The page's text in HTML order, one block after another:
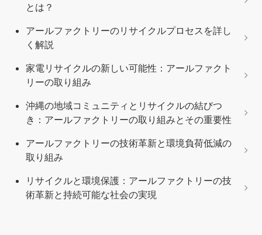
とは？
アールファクトリーのリサイクルプロセスを詳し
く解説
家電リサイクルの新しい可能性：アールファクト
リーの取り組み
沖縄の地域コミュニティとリサイクルの結びつ
き：アールファクトリーの取り組みとその重要性
アールファクトリーの技術革新と環境負荷低減の
取り組み
リサイクルと環境保護：アールファクトリーの技
術革新と持続可能な社会の実現